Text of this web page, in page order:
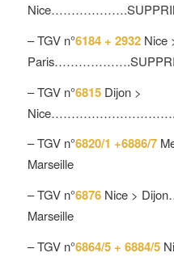
– TGV n°6184 + 2932Nice
– TGV n°6815Dijon >
– TGV n°6820/1 +6886/7
Marseille
– TGV n°6876Nice >
Marseille
– TGV n°6864/5 + 6884/5